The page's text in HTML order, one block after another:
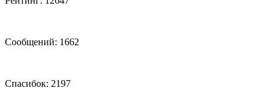
Сообщений: 1662
Спасибок: 2197